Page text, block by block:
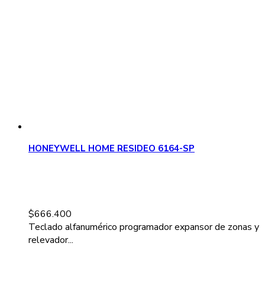
HONEYWELL HOME RESIDEO 6164-SP
$666.400
Teclado alfanumérico programador expansor de zonas y
relevador...